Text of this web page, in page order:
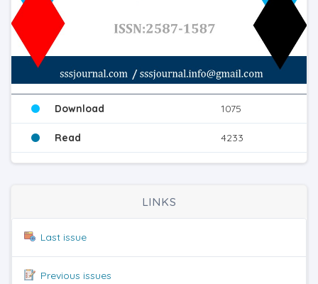
Download 1075
Read 4233
LINKS
Last issue
Previous issues